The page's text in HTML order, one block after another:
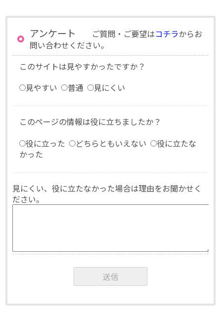
アンケート ご質問・ご要望はコチラからお
問い合わせください。
このサイトは見やすかったですか？
見やすい
普通 見にくい
このページの情報は役に立ちましたか？
役に立った
どちらともいえない
役に立たな
かった
見にくい、役に立たなかった場合は理由をお聞かせく
ださい。